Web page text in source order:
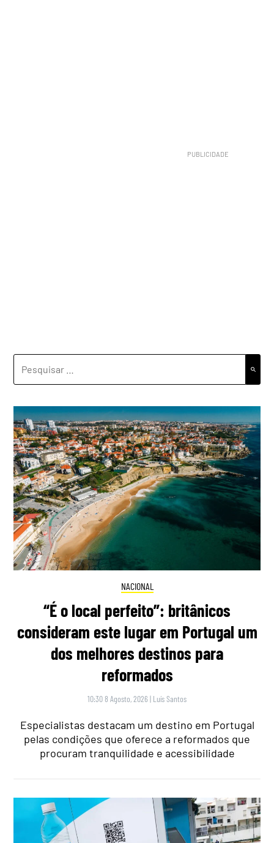
POR:
NACIONAL
“É o local perfeito”: britânicos
consideram este lugar em Portugal um
dos melhores destinos para
reformados
10:30 8 Agosto, 2026 | Luís Santos
Especialistas destacam um destino em Portugal
pelas condições que oferece a reformados que
procuram tranquilidade e acessibilidade